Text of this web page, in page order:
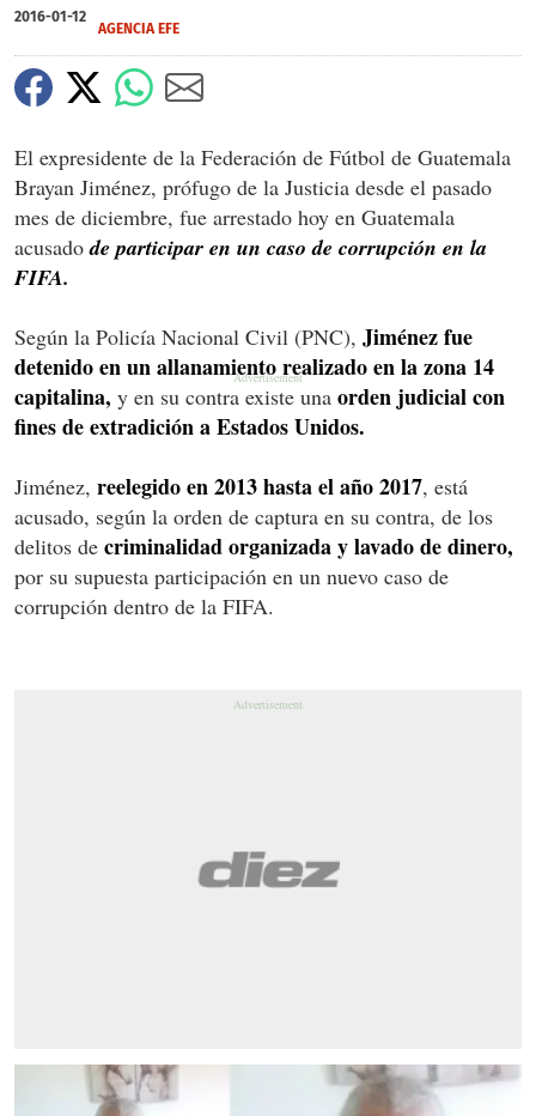
2016-01-12
AGENCIA EFE
El expresidente de la Federación de Fútbol de Guatemala
Brayan Jiménez, prófugo de la Justicia desde el pasado
mes de diciembre, fue arrestado hoy en Guatemala
acusadode participar en un caso de corrupción en la
FIFA.
Según la Policía Nacional Civil (PNC), Jiménez fue
detenido en un allanamiento realizado en la zona 14
capitalina, y en su contra existe una orden judicial con
fines de extradición a Estados Unidos.
Jiménez, reelegido en 2013 hasta el año 2017, está
acusado, según la orden de captura en su contra, de los
delitos de criminalidad organizada y lavado de dinero,
por su supuesta participación en un nuevo caso de
corrupción dentro de la FIFA.